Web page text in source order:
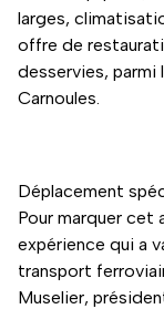
larges,
offre de
desservies, parmi
Carnoules.
Déplacement
Pour marquer cet
expérience qui a
transport
Muselier,